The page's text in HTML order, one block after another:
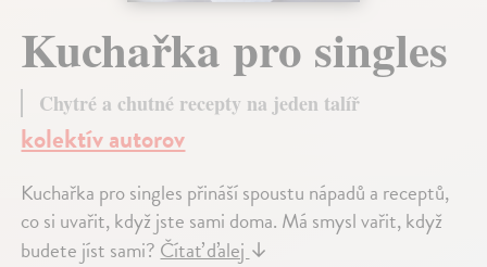
Kuchařka pro singles
Chytré a chutné recepty na jeden talíř
kolektív autorov
Kuchařka pro singles přináší spoustu nápadů a receptů,
co si uvařit, když jste sami doma. Má smysl vařit, když
budete jíst sami?Čítať ďalej↓